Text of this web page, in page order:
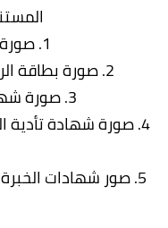
1. صورة المؤهل الدراسى
2. صورة بطاقة الرقم القومى سارية (وجهان )
3. صورة شهادة الميلاد المميكنة
4. صورة شهادة تأدية
5. صور شهادات